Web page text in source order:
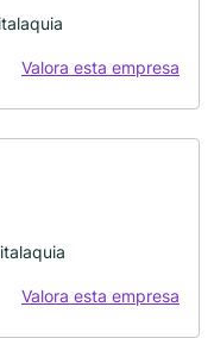
Valora esta empresa
Valora esta empresa